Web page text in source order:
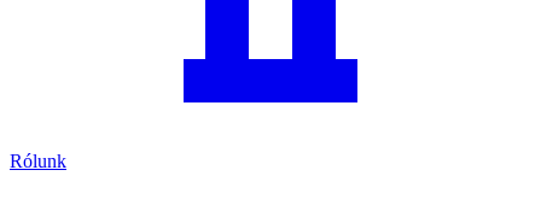
Rólunk